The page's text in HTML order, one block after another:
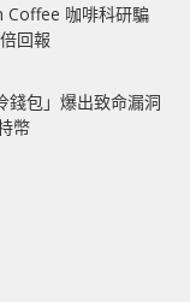
Coffee 咖啡科研騙
回報
錢包」爆出致命漏洞
幣